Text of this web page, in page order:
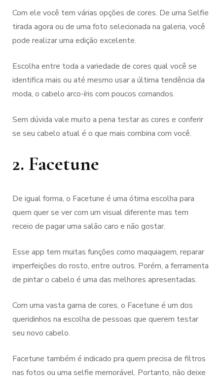
Com ele você tem várias opções de cores. De uma Selfie
tirada agora ou de uma foto selecionada na galeria, você
pode realizar uma edição excelente.
Escolha entre toda a variedade de cores qual você se
identifica mais ou até mesmo usar a última tendência da
moda, o cabelo arco-íris com poucos comandos.
Sem dúvida vale muito a pena testar as cores e conferir
se seu cabelo atual é o que mais combina com você.
2. Facetune
De igual forma, o Facetune é uma ótima escolha para
quem quer se ver com um visual diferente mas tem
receio de pagar uma salão caro e não gostar.
Esse app tem muitas funções como maquiagem, reparar
imperfeições do rosto, entre outros. Porém, a ferramenta
de pintar o cabelo é uma das melhores apresentadas.
Com uma vasta gama de cores, o Facetune é um dos
queridinhos na escolha de pessoas que querem testar
seu novo cabelo.
Facetune também é indicado pra quem precisa de filtros
nas fotos ou uma selfie memorável. Portanto, não deixe